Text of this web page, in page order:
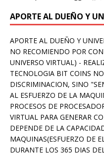
APORTE AL DUEÑO Y
APORTE AL DUEÑO Y
NO RECOMIENDO POR
UNIVERSO VIRTUAL) -
TECNOLOGIA BIT COINS
DISCRIMINACION, SINO
AL ESFUERZO DE LA
PROCESOS DE
VIRTUAL PARA GENERAR
DEPENDE DE LA
MAQUINAS(ESFUERZO DE
DURANTE LOS 365 DIAS